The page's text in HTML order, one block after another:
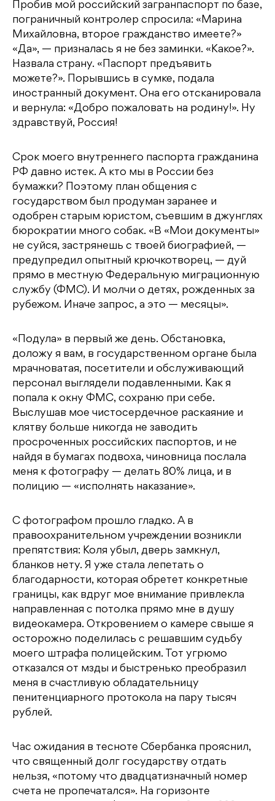
Пробив мой российский загранпаспорт по базе,
пограничный контролер спросила: «Марина
Михайловна, второе гражданство имеете?»
«Да», — призналась я не без заминки. «Какое?».
Назвала страну. «Паспорт предъявить
можете?». Порывшись в сумке, подала
иностранный документ. Она его отсканировала
и вернула: «Добро пожаловать на родину!». Ну
здравствуй, Россия!
Срок моего внутреннего паспорта гражданина
РФ давно истек. А кто мы в России без
бумажки? Поэтому план общения с
государством был продуман заранее и
одобрен старым юристом, съевшим в джунглях
бюрократии много собак. «В «Мои документы»
не суйся, застрянешь с твоей биографией, —
предупредил опытный крючкотворец, — дуй
прямо в местную Федеральную миграционную
службу (ФМС). И молчи о детях, рожденных за
рубежом. Иначе запрос, а это — месяцы».
«Подула» в первый же день. Обстановка,
доложу я вам, в государственном органе была
мрачноватая, посетители и обслуживающий
персонал выглядели подавленными. Как я
попала к окну ФМС, сохраню при себе.
Выслушав мое чистосердечное раскаяние и
клятву больше никогда не заводить
просроченных российских паспортов, и не
найдя в бумагах подвоха, чиновница послала
меня к фотографу — делать 80% лица, и в
полицию — «исполнять наказание».
С фотографом прошло гладко. А в
правоохранительном учреждении возникли
препятствия: Коля убыл, дверь замкнул,
бланков нету. Я уже стала лепетать о
благодарности, которая обретет конкретные
границы, как вдруг мое внимание привлекла
направленная с потолка прямо мне в душу
видеокамера. Откровением о камере свыше я
осторожно поделилась с решавшим судьбу
моего штрафа полицейским. Тот угрюмо
отказался от мзды и быстренько преобразил
меня в счастливую обладательницу
пенитенциарного протокола на пару тысяч
рублей.
Час ожидания в тесноте Сбербанка прояснил,
что священный долг государству отдать
нельзя, «потому что двадцатизначный номер
счета не пропечатался». На горизонте